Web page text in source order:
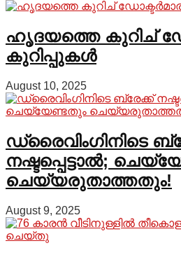
ഹൃദയത്തെ കുറിച്
കുറിപ്പുകൾ
August 10, 2025
ഡ്രൈവിംഗിനിടെ
നഷ്ടപ്പെട്ടാല്‍;
ചെയ്യരുതാത്തതും!
August 9, 2025